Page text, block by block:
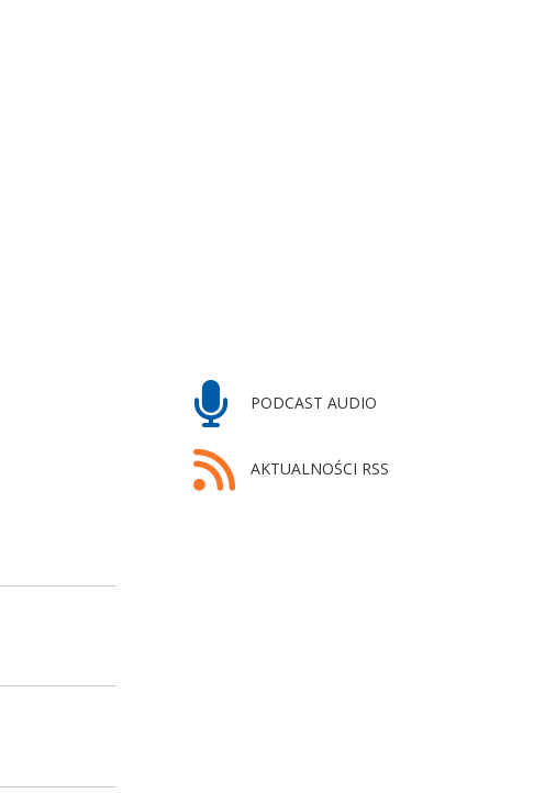
PODCAST AUDIO
AKTUALNOŚCI RSS